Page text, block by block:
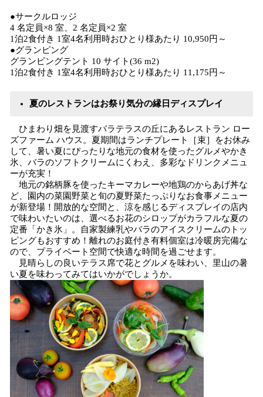
●サークルロッジ
4 名定員×8 室、2 名定員×2 室
1泊2食付き 1室4名利用時おひとり様あたり 10,950円～
●グランピング
グランピングテント 10 サイト(36 m2)
1泊2食付き 1室4名利用時おひとり様あたり 11,175円～
夏のレストランはお祭り気分の縁日ディスプレイ
ひまわり畑を見渡すバラテラスの丘にあるレストラン ロー
ズファーム ハウス。夏期間はランチプレート［束］をお休み
して、暑い夏にぴったりな地元の食材を使ったグルメやかき
氷、バラのソフトクリームにくわえ、多彩なドリンクメニュ
ーが充実！
地元の銘柄豚を使ったキーマカレーや地鶏のからあげ丼な
ど、園内の菜園野菜と旬の夏野菜たっぷりなお食事メニュー
が新登場！開放的な空間と、涼を感じるディスプレイの店内
で味わいたいのは、選べるお花のシロップがカラフルな夏の
定番「かき氷」。自家製練乳やバラのアイスクリームのトッ
ピングもおすすめ！離れのお庭付き有料個室は冷暖房完備な
ので、プライベート空間で快適な時間を過ごせます。
見晴らしの良いテラス席で花とグルメを味わい、里山の暑
い夏を味わってみてはいかがでしょうか。